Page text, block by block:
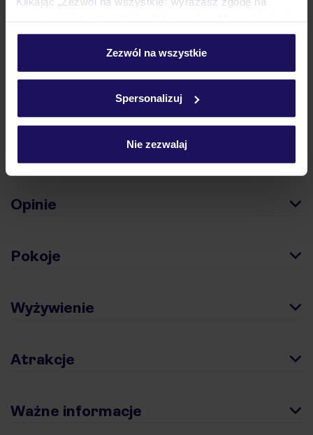
personalizować swój wybór wchodząc w zakładkę
Szczegółowe informacje o plikach cookie znajdziesz
Zezwól na wszystkie
Spersonalizuj
Nie zezwalaj
Lider niskich cen
Największe biuro
podróży w Polsce
Opinie
Pokoje
Wyżywienie
Atrakcje
Ważne informacje